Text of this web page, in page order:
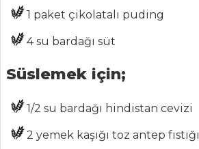
Tüm
Kategoriler
ÇİKOLATALI
1 paket çikolatalı puding
4 su bardağı süt
Süslemek için;
1/2 su bardağı hindistan cevizi
2 yemek kaşığı toz antep fıstığı